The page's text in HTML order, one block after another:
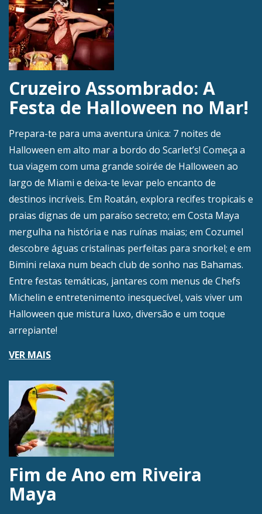
Cruzeiro Assombrado: A
Festa de Halloween no Mar!
Prepara-te para uma aventura única: 7 noites de
Halloween em alto mar a bordo do Scarlet’s! Começa a
tua viagem com uma grande soirée de Halloween ao
largo de Miami e deixa-te levar pelo encanto de
destinos incríveis. Em Roatán, explora recifes tropicais e
praias dignas de um paraíso secreto; em Costa Maya
mergulha na história e nas ruínas maias; em Cozumel
descobre águas cristalinas perfeitas para snorkel; e em
Bimini relaxa num beach club de sonho nas Bahamas.
Entre festas temáticas, jantares com menus de Chefs
Michelin e entretenimento inesquecível, vais viver um
Halloween que mistura luxo, diversão e um toque
arrepiante!
VER MAIS
Fim de Ano em Riveira
Maya